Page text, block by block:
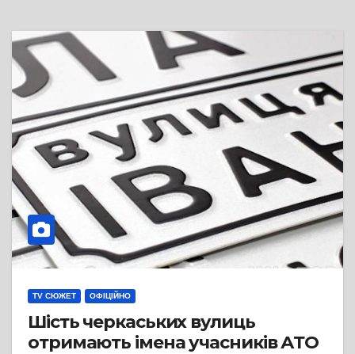
TV СЮЖЕТ ОФІЦІЙНО
Шість черкаських вулиць
отримають імена учасників АТО